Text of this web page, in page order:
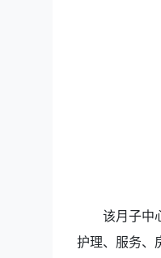
该月子中
护理、服务、